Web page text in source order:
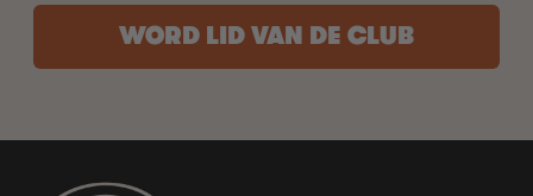
WORD LID VAN DE CLUB